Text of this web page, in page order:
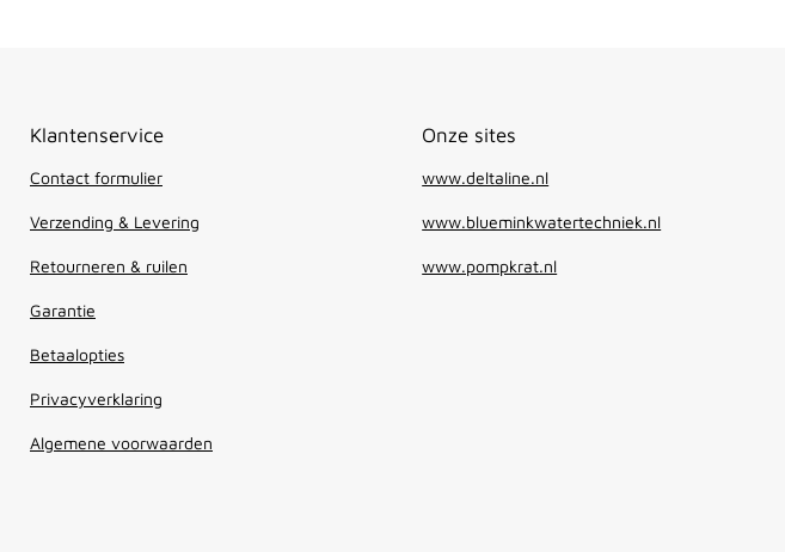
Klantenservice
Contact formulier
Verzending & Levering
Retourneren & ruilen
Garantie
Betaalopties
Privacyverklaring
Algemene voorwaarden
Onze sites
www.deltaline.nl
www.blueminkwatertechniek.nl
www.pompkrat.nl